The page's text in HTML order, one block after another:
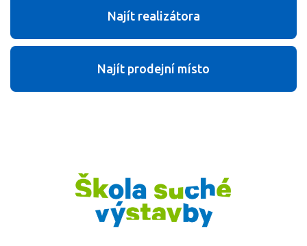
Najít realizátora
Najít prodejní místo